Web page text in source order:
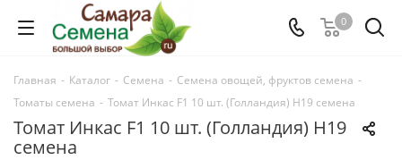
0
Главная - Каталог - Семена - Семена овощей, фруктов семена -
Томаты семена - Томат Инкас F1 10 шт. (Голландия) Н19 семена
Томат Инкас F1 10 шт. (Голландия) Н19
семена